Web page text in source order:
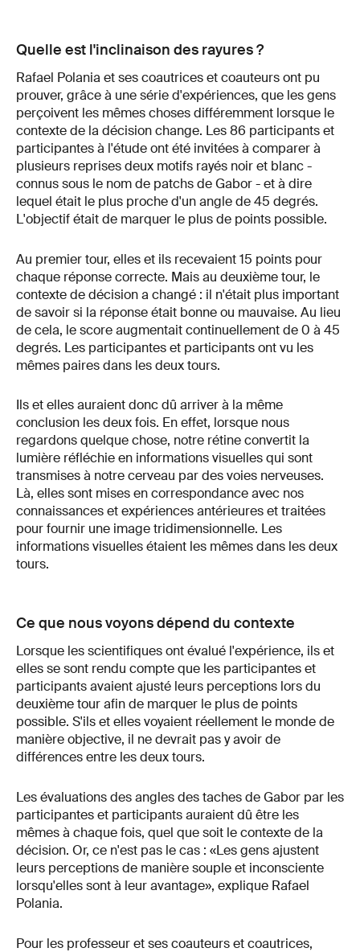
Quelle est l'inclinaison des rayures ?
Rafael Polania et ses coautrices et coauteurs ont pu
prouver, grâce à une série d'expériences, que les gens
perçoivent les mêmes choses différemment lorsque le
contexte de la décision change. Les 86 participants et
participantes à l'étude ont été invitées à comparer à
plusieurs reprises deux motifs rayés noir et blanc -
connus sous le nom de patchs de Gabor - et à dire
lequel était le plus proche d'un angle de 45 degrés.
L'objectif était de marquer le plus de points possible.
Au premier tour, elles et ils recevaient 15 points pour
chaque réponse correcte. Mais au deuxième tour, le
contexte de décision a changé : il n'était plus important
de savoir si la réponse était bonne ou mauvaise. Au lieu
de cela, le score augmentait continuellement de 0 à 45
degrés. Les participantes et participants ont vu les
mêmes paires dans les deux tours.
Ils et elles auraient donc dû arriver à la même
conclusion les deux fois. En effet, lorsque nous
regardons quelque chose, notre rétine convertit la
lumière réfléchie en informations visuelles qui sont
transmises à notre cerveau par des voies nerveuses.
Là, elles sont mises en correspondance avec nos
connaissances et expériences antérieures et traitées
pour fournir une image tridimensionnelle. Les
informations visuelles étaient les mêmes dans les deux
tours.
Ce que nous voyons dépend du contexte
Lorsque les scientifiques ont évalué l'expérience, ils et
elles se sont rendu compte que les participantes et
participants avaient ajusté leurs perceptions lors du
deuxième tour afin de marquer le plus de points
possible. S'ils et elles voyaient réellement le monde de
manière objective, il ne devrait pas y avoir de
différences entre les deux tours.
Les évaluations des angles des taches de Gabor par les
participantes et participants auraient dû être les
mêmes à chaque fois, quel que soit le contexte de la
décision. Or, ce n'est pas le cas : «Les gens ajustent
leurs perceptions de manière souple et inconsciente
lorsqu'elles sont à leur avantage», explique Rafael
Polania.
Pour les professeur et ses coauteurs et coautrices,